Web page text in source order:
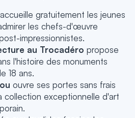
accueille gratuitement les jeunes
les chefs-d'œuvre
impressionnistes.
au Trocadéro propose
l'histoire des monuments
18 ans.
ouvre ses portes sans frais
collection exceptionnelle d'art